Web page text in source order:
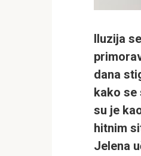
Iluzija
dana
kako se
su je
hitnim
Jelena